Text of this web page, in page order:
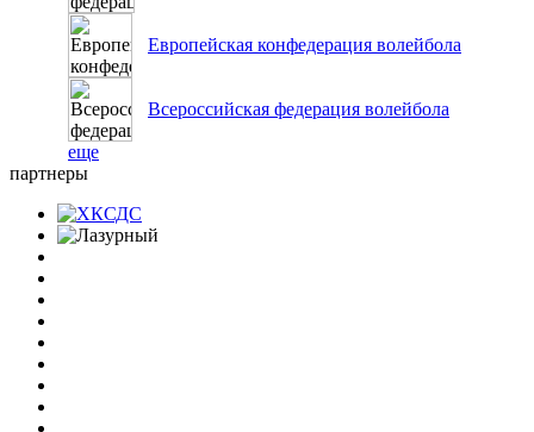
Европейская конфедерация волейбола
Всероссийская федерация волейбола
еще
партнеры